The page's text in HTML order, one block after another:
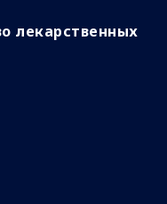
лекарственных